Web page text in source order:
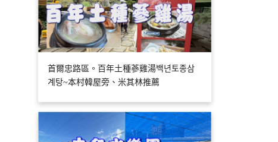
首爾忠路區。百年土種蔘雞湯백년토종삼
계탕~本村韓屋旁、米其林推薦